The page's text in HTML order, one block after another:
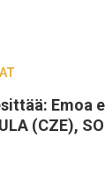
Emoa
(CZE),